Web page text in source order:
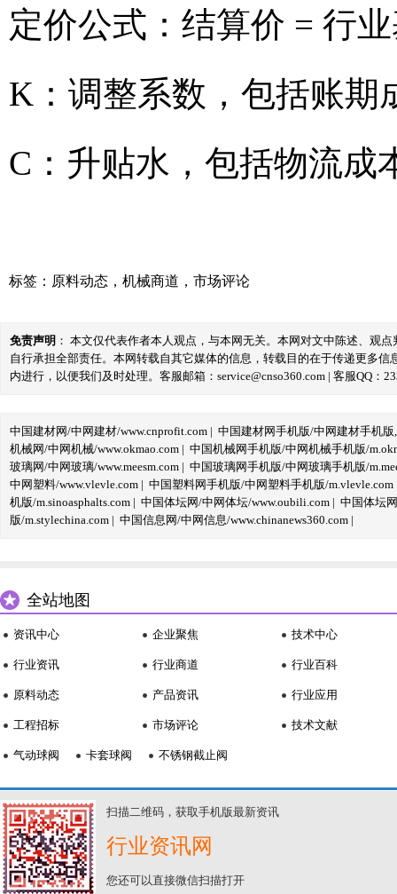
定价公式：结算价 = 行
K：调整系数，包括账期
C：升贴水，包括物流成
标签： 原料动态 ， 机械商道 ， 市场评论
免责声明 ： 本文仅代表作者本人观点，与本网无关。本网对文中陈述、观
自行承担全部责任。本网转载自其它媒体的信息，转载目的在于传递更多
内进行，以便我们及时处理。客服邮箱：service@cnso360.com | 客服QQ：
中国建材网/中网建材/www.cnprofit.com | 中国建材网手机版/中网建材手机版
机械网/中网机械/www.okmao.com | 中国机械网手机版/中网机械手机版/
玻璃网/中网玻璃/www.meesm.com | 中国玻璃网手机版/中网玻璃手机版/
中网塑料/www.vlevle.com | 中国塑料网手机版/中网塑料手机版/m.vlevle.com
机版/m.sinoasphalts.com | 中国体坛网/中网体坛/www.oubili.com | 中国体坛
版/m.stylechina.com | 中国信息网/中网信息/www.chinanews360.com |
全站地图
资讯中心
行业资讯
原料动态
工程招标
企业聚焦
行业商道
产品资讯
市场评论
技术中心
行业百科
行业应用
技术文献
气动球阀 卡套球阀 不锈钢截止阀
扫描二维码，获取手机版最新资讯
行业资讯网
您还可以直接微信扫描打开